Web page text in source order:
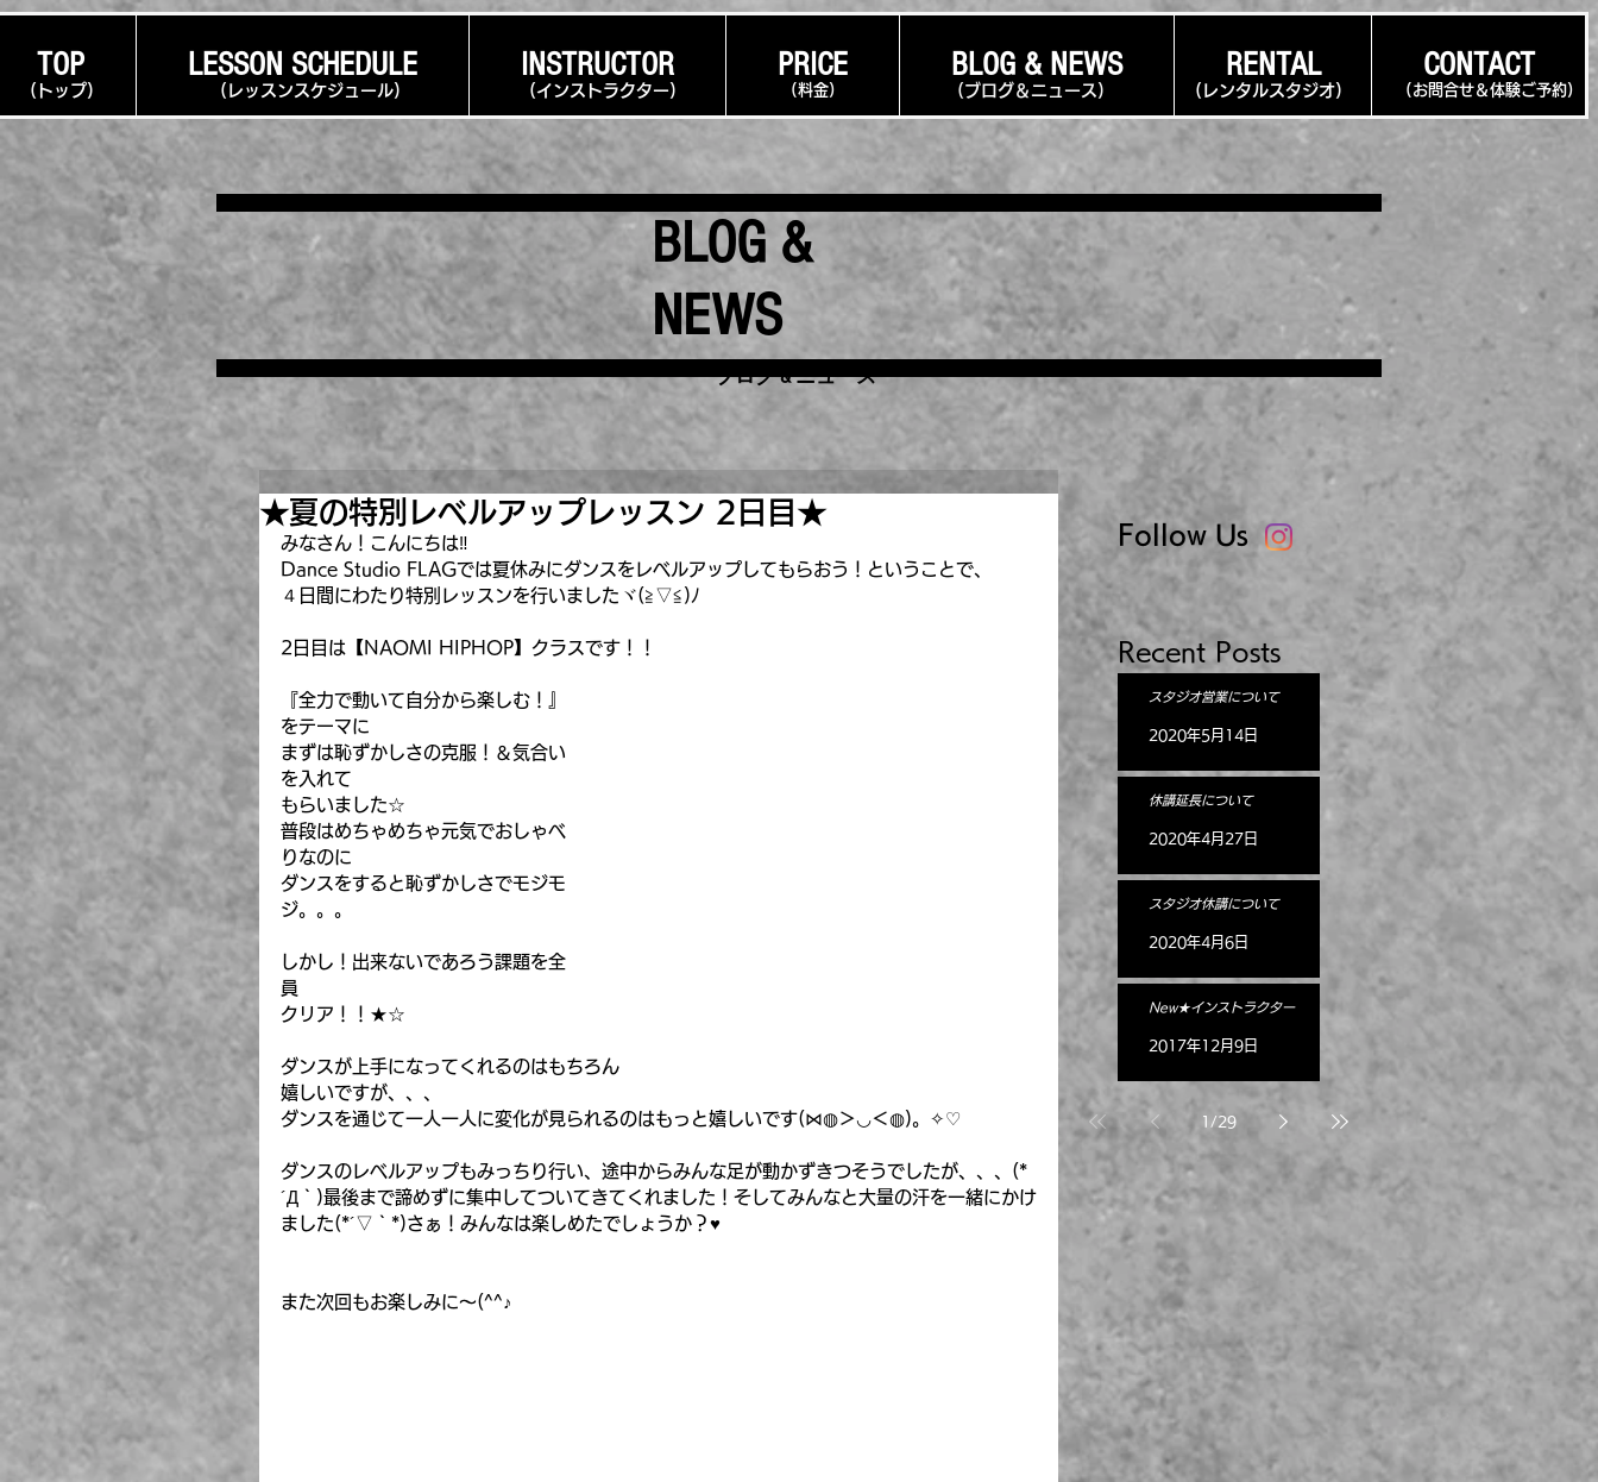
TOP LESSON SCHEDULE INSTRUCTOR PRICE BLOG & NEWS RENTAL CONTACT
(インストラクター ) (料金) (ブログ＆ニュース ) (レンタルスタジオ)
​(トップ) ​(お問合せ＆体験ご予約)
​(レッスンスケジュール)
BLOG &
NEWS
​ブログ & ニュース
★夏の特別レベルアップレッスン 2日目★
みなさん！こんにちは‼
Dance Studio FLAGでは夏休みにダンスをレベルアップしてもらおう！ということで、
４日間にわたり特別レッスンを行いましたヾ(≧▽≦)ﾉ
2日目は【NAOMI HIPHOP】クラスです！！
『全力で動いて自分から楽しむ！』
をテーマに
まずは恥ずかしさの克服！＆気合い
を入れて
もらいました☆
普段はめちゃめちゃ元気でおしゃべ
りなのに
ダンスをすると恥ずかしさでモジモ
ジ。。。
しかし！出来ないであろう課題を全
員
クリア！！★☆
ダンスが上手になってくれるのはもちろん
嬉しいですが、、、
ダンスを通じて一人一人に変化が見られるのはもっと嬉しいです(⋈◍＞◡＜◍)。✧♡
ダンスのレベルアップもみっちり行い、途中からみんな足が動かずきつそうでしたが、、、(*
´Д｀)最後まで諦めずに集中してついてきてくれました！そしてみんなと大量の汗を一緒にかけ
ました(*´▽｀*)さぁ！みんなは楽しめたでしょうか？♥
また次回もお楽しみに～(^^♪
Follow Us
Recent Posts
スタジオ営業について
2020年5月14日
休講延長について
2020年4月27日
スタジオ休講について
2020年4月6日
New★インストラクター
2017年12月9日
1 /29